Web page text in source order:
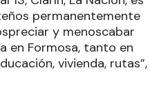
permanentemente
y menoscabar
en Formosa, tanto en
vivienda, rutas”,